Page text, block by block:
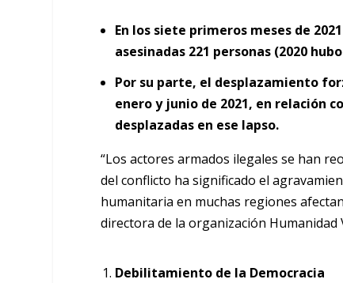
En los siete primeros meses de
asesinadas 221 personas (2020
Por su parte, el desplazamiento
enero y junio de 2021, en relación
desplazadas en ese lapso.
“Los actores armados ilegales se han
del conflicto ha significado el
humanitaria en muchas regiones
directora de la organización Humanidad
Debilitamiento de la Democracia